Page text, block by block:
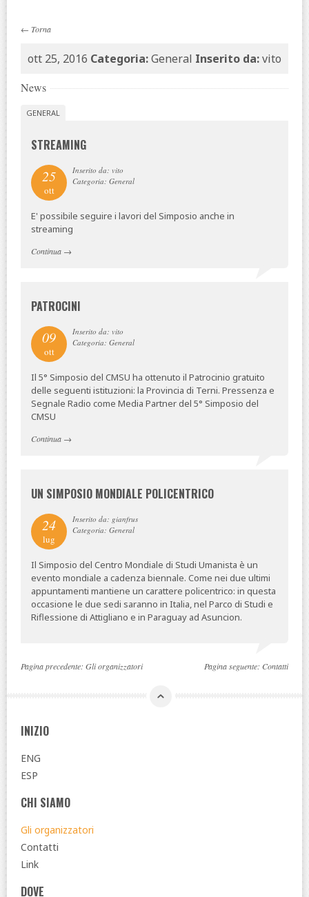
← Torna
ott 25, 2016 Categoria:General Inserito da:vito
News
GENERAL
STREAMING
25
ott
Inserito da: vito
Categoria: General
E' possibile seguire i lavori del Simposio anche in
streaming
Continua →
PATROCINI
09
ott
Inserito da: vito
Categoria: General
Il 5° Simposio del CMSU ha ottenuto il Patrocinio gratuito
delle seguenti istituzioni: la Provincia di Terni. Pressenza e
Segnale Radio come Media Partner del 5° Simposio del
CMSU
Continua →
UN SIMPOSIO MONDIALE POLICENTRICO
24
lug
Inserito da: gianfrus
Categoria: General
Il Simposio del Centro Mondiale di Studi Umanista è un
evento mondiale a cadenza biennale. Come nei due ultimi
appuntamenti mantiene un carattere policentrico: in questa
occasione le due sedi saranno in Italia, nel Parco di Studi e
Riflessione di Attigliano e in Paraguay ad Asuncion.
Pagina precedente: Gli organizzatori Pagina seguente: Contatti
INIZIO
ENG
ESP
CHI SIAMO
Gli organizzatori
Contatti
Link
DOVE